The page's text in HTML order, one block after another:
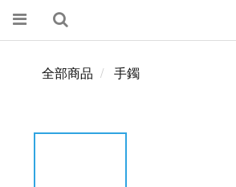
全部商品 手鐲